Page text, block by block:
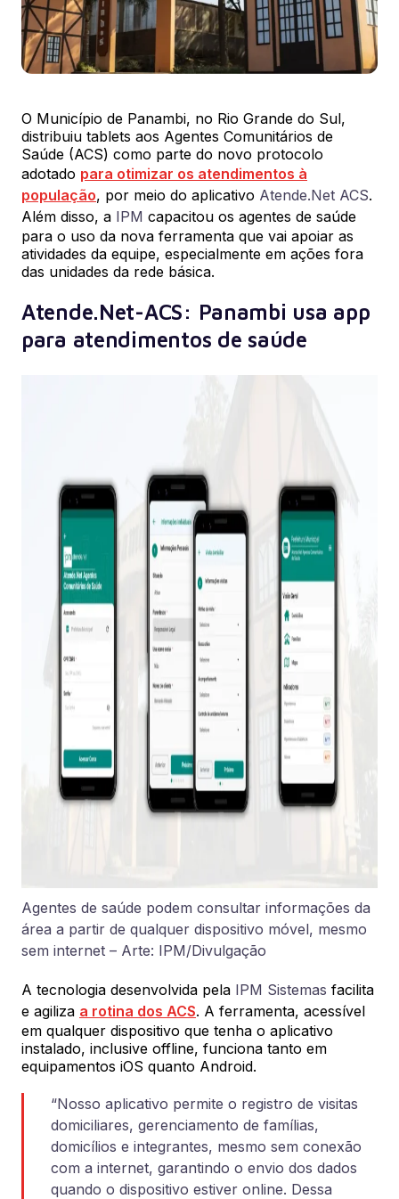
O Município de Panambi, no Rio Grande do Sul,
distribuiu tablets aos Agentes Comunitários de
Saúde (ACS) como parte do novo protocolo
adotado para otimizar os atendimentos à
população, por meio do aplicativo Atende.Net ACS.
Além disso, a IPM capacitou os agentes de saúde
para o uso da nova ferramenta que vai apoiar as
atividades da equipe, especialmente em ações fora
das unidades da rede básica.
Atende.Net-ACS: Panambi usa app
para atendimentos de saúde
Agentes de saúde podem consultar informações da
área a partir de qualquer dispositivo móvel, mesmo
sem internet – Arte: IPM/Divulgação
A tecnologia desenvolvida pela IPM Sistemas facilita
e agiliza a rotina dos ACS. A ferramenta, acessível
em qualquer dispositivo que tenha o aplicativo
instalado, inclusive offline, funciona tanto em
equipamentos iOS quanto Android.
“Nosso aplicativo permite o registro de visitas
domiciliares, gerenciamento de famílias,
domicílios e integrantes, mesmo sem conexão
com a internet, garantindo o envio dos dados
quando o dispositivo estiver online. Dessa